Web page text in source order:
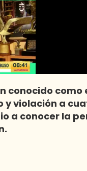
conocido como
violación a
a conocer la